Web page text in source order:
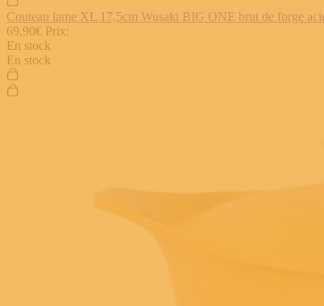
Couteau lame XL 17,5cm Wusaki BIG ONE brut de forge
69,90€ Prix:
En stock
En stock